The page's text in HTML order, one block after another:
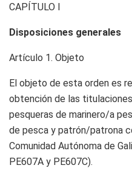
CAPÍTULO I
Disposiciones generales
Artículo 1. Objeto
El objeto de esta orden es
obtención de las
pesqueras de marinero/a
de pesca y patrón/patrona
Comunidad Autónoma de
PE607A y PE607C).